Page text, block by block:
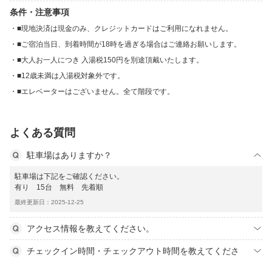
条件・注意事項
■現地決済は現金のみ、クレジットカードはご利用になれません。
■ご宿泊当日、到着時間が18時を過ぎる場合はご連絡お願いします。
■大人お一人につき 入湯税150円を別途頂戴いたします。
■12歳未満は入湯税対象外です。
■エレベーターはございません。全て階段です。
よくある質問
駐車場はありますか？
駐車場は下記をご確認ください。
有り 15台 無料 先着順
最終更新日：2025-12-25
アクセス情報を教えてください。
チェックイン時間・チェックアウト時間を教えてくださ